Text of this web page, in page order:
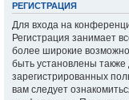
РЕГИСТРАЦИЯ
Для входа на
Регистрация занимает
более широкие
быть установлены
зарегистрированных
вам следует